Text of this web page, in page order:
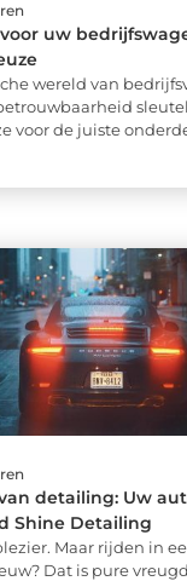
uw
wereld van
voor de juiste
detailing: Uw
Shine Detailing
Maar rijden in
Dat is pure